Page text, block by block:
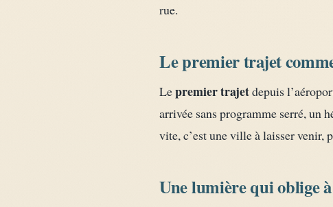
rue.
Le premier trajet
Lepremier trajetdepuis
arrivée sans programme serré, un
vite, c’est une ville à laisser venir,
Une lumière qui oblige